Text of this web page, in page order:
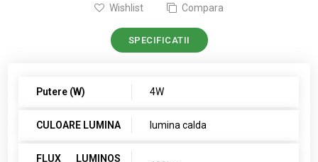
Wishlist Compara
SPECIFICATII
Putere (W) 4W
CULOARE LUMINA lumina calda
FLUX LUMINOS